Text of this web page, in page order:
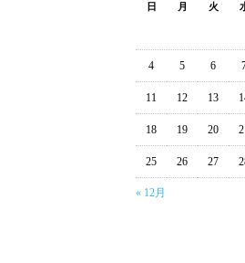
日 月 火
« 12月
4 5 6
11 12 13
18 19 20
25 26 27